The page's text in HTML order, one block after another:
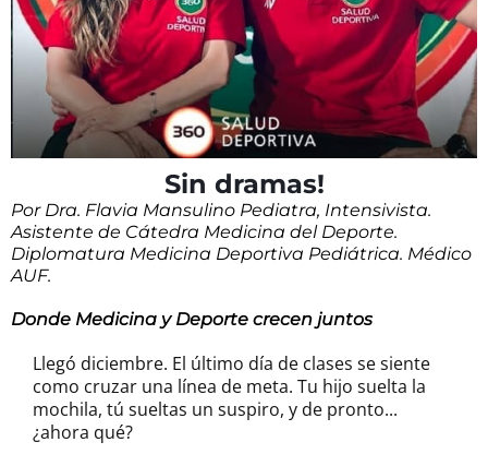
Sin dramas!
Por Dra. Flavia Mansulino Pediatra, Intensivista.
Asistente de Cátedra Medicina del Deporte.
Diplomatura Medicina Deportiva Pediátrica. Médico
AUF.
Donde Medicina y Deporte crecen juntos
Llegó diciembre. El último día de clases se siente
como cruzar una línea de meta. Tu hijo suelta la
mochila, tú sueltas un suspiro, y de pronto...
¿ahora qué?